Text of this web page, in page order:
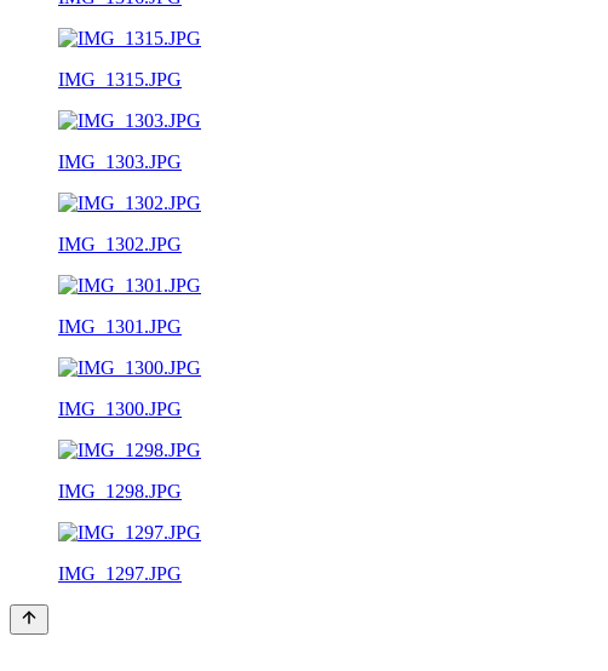
IMG_1315.JPG
IMG_1303.JPG
IMG_1302.JPG
IMG_1301.JPG
IMG_1300.JPG
IMG_1298.JPG
IMG_1297.JPG